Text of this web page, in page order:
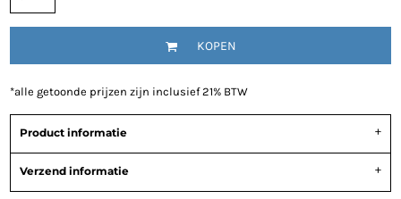
KOPEN
*alle getoonde prijzen zijn inclusief 21% BTW
Product informatie
Verzend informatie